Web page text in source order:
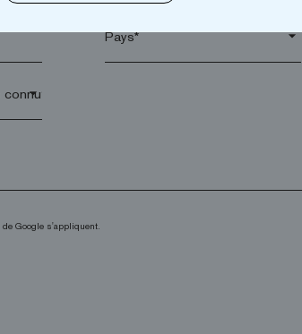
arrow_drop_down
arrow_drop_down
de Google s'appliquent.